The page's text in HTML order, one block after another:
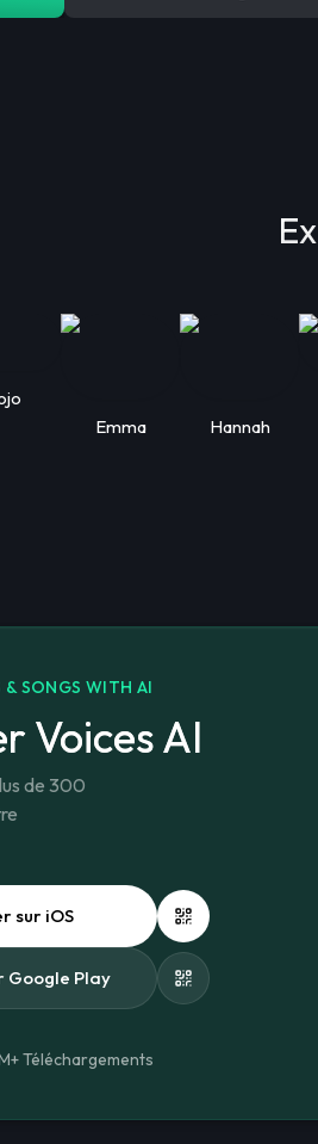
Emma
Hannah
& SONGS WITH AI
Voices AI
de 300
sur iOS
Google Play
Téléchargements